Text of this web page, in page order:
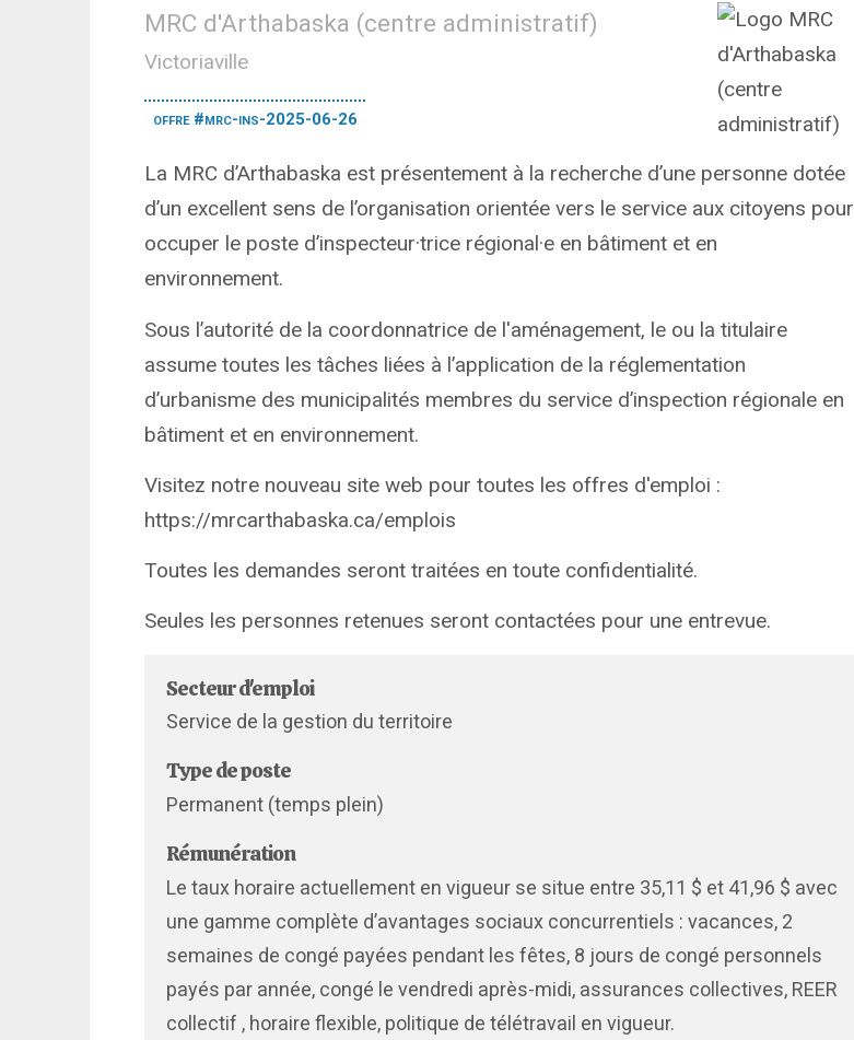
MRC d'Arthabaska (centre administratif)
Victoriaville
offre #mrc-ins-2025-06-26
La MRC d’Arthabaska est présentement à la recherche d’une personne dotée
d’un excellent sens de l’organisation orientée vers le service aux citoyens pour
occuper le poste d’inspecteur·trice régional·e en bâtiment et en
environnement.
Sous l’autorité de la coordonnatrice de l'aménagement, le ou la titulaire
assume toutes les tâches liées à l’application de la réglementation
d’urbanisme des municipalités membres du service d’inspection régionale en
bâtiment et en environnement.
Visitez notre nouveau site web pour toutes les offres d'emploi :
https://mrcarthabaska.ca/emplois
Toutes les demandes seront traitées en toute confidentialité.
Seules les personnes retenues seront contactées pour une entrevue.
Secteur d'emploi
Service de la gestion du territoire
Type de poste
Permanent (temps plein)
Rémunération
Le taux horaire actuellement en vigueur se situe entre 35,11 $ et 41,96 $ avec
une gamme complète d’avantages sociaux concurrentiels : vacances, 2
semaines de congé payées pendant les fêtes, 8 jours de congé personnels
payés par année, congé le vendredi après-midi, assurances collectives, REER
collectif , horaire flexible, politique de télétravail en vigueur.